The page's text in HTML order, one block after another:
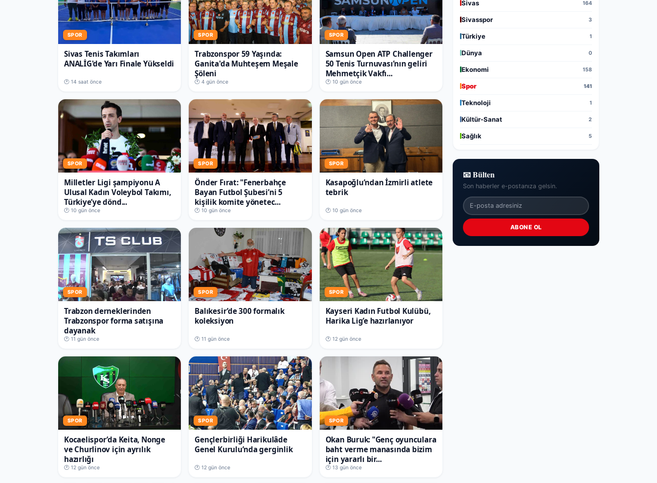
Kaan Kaçmaz🕐 12 saat önce
SPOR
Sivas Tenis Takımları
ANALİG'de Yarı Finale Yükseldi
🕐 14 saat önce
SPOR
Trabzonspor 59 Yaşında:
Ganita'da Muhteşem Meşale
Şöleni
🕐 4 gün önce
SPOR
Samsun Open ATP Challenger
50 Tenis Turnuvası’nın geliri
Mehmetçik Vakfı...
🕐 10 gün önce
SPOR
Milletler Ligi şampiyonu A
Ulusal Kadın Voleybol Takımı,
Türkiye’ye dönd...
🕐 10 gün önce
SPOR
Önder Fırat: "Fenerbahçe
Bayan Futbol Şubesi’ni 5
kişilik komite yönetec...
🕐 10 gün önce
SPOR
Kasapoğlu’ndan İzmirli atlete
tebrik
🕐 10 gün önce
SPOR
Trabzon derneklerinden
Trabzonspor forma satışına
dayanak
🕐 11 gün önce
SPOR
Balıkesir’de 300 formalık
koleksiyon
🕐 11 gün önce
SPOR
Kayseri Kadın Futbol Kulübü,
Harika Lig’e hazırlanıyor
🕐 12 gün önce
SPOR
Kocaelispor’da Keita, Nonge
ve Churlinov için ayrılık
hazırlığı
🕐 12 gün önce
SPOR
Gençlerbirliği Harikulâde
Genel Kurulu’nda gerginlik
🕐 12 gün önce
SPOR
Okan Buruk: "Genç oyunculara
baht verme manasında bizim
için yararlı bir...
🕐 13 gün önce
Sivas 164
Sivasspor 3
Türkiye 1
Dünya 0
Ekonomi 158
Spor 141
Teknoloji 1
Kültür-Sanat 2
Sağlık 5
📧 Bülten
Son haberler e-postanıza gelsin.
ABONE OL